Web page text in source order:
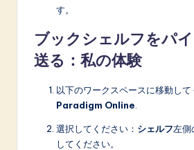
す。
ブックシェルフをパ
送る：私の体験
以下のワークスペースに移動して
Paradigm Online
選択してください： シェルフ左側
してください。